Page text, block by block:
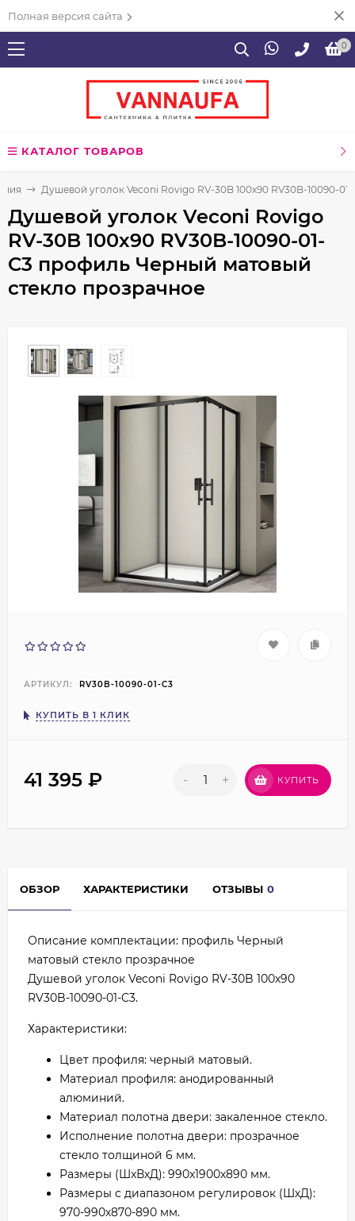
Полная версия сайта
0
КАТАЛОГ ТОВАРОВ
Душевой уголок Veconi Rovigo RV-30B 100х90 RV30B-10090-
Душевой уголок Veconi Rovigo
RV-30B 100х90 RV30B-10090-01-
C3 профиль Черный матовый
стекло прозрачное
АРТИКУЛ: RV30B-10090-01-C3
КУПИТЬ В 1 КЛИК
41 395 ₽ - + КУПИТЬ
ОБЗОР ХАРАКТЕРИСТИКИ ОТЗЫВЫ 0
Описание комплектации: профиль Черный
матовый стекло прозрачное
Душевой уголок Veconi Rovigo RV-30B 100х90
RV30B-10090-01-C3.
Характеристики:
Цвет профиля: черный матовый.
Материал профиля: анодированный
алюминий.
Материал полотна двери: закаленное стекло.
Исполнение полотна двери: прозрачное
стекло толщиной 6 мм.
Размеры (ШхВхД): 990x1900х890 мм.
Размеры с диапазоном регулировок (ШхД):
970-990х870-890 мм.